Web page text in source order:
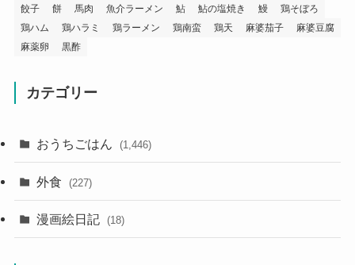
餃子
餅 馬肉 魚介ラーメン 鮎 鮎の塩焼き 鰻
鶏そぼろ
鶏ハム
鶏ハラミ 鶏ラーメン 鶏南蛮 鶏天 麻婆茄子
麻婆豆腐
麻薬卵
黒酢
カテゴリー
おうちごはん (1,446)
外食 (227)
漫画絵日記 (18)